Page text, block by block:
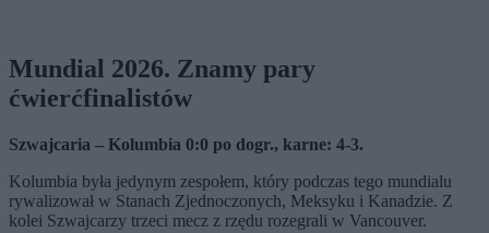
Mundial 2026. Znamy pary
ćwierćfinalistów
Szwajcaria – Kolumbia 0:0 po dogr., karne: 4-3.
Kolumbia była jedynym zespołem, który podczas tego mundialu
rywalizował w Stanach Zjednoczonych, Meksyku i Kanadzie. Z
kolei Szwajcarzy trzeci mecz z rzędu rozegrali w Vancouver.